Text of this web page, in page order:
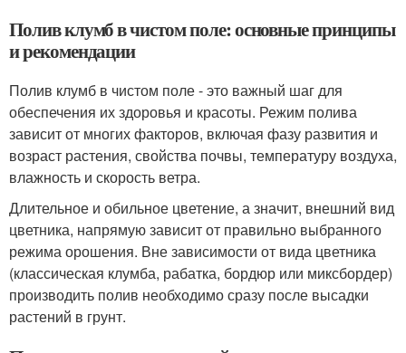
Полив клумб в чистом поле: основные принципы
и рекомендации
Полив клумб в чистом поле - это важный шаг для
обеспечения их здоровья и красоты. Режим полива
зависит от многих факторов, включая фазу развития и
возраст растения, свойства почвы, температуру воздуха,
влажность и скорость ветра.
Длительное и обильное цветение, а значит, внешний вид
цветника, напрямую зависит от правильно выбранного
режима орошения. Вне зависимости от вида цветника
(классическая клумба, рабатка, бордюр или миксбордер)
производить полив необходимо сразу после высадки
растений в грунт.